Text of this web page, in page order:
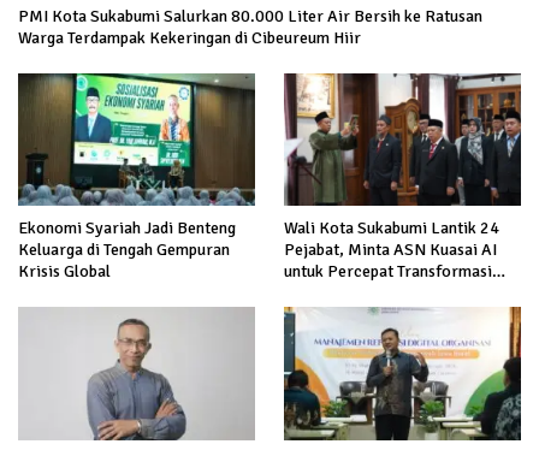
PMI Kota Sukabumi Salurkan 80.000 Liter Air Bersih ke Ratusan
Warga Terdampak Kekeringan di Cibeureum Hiir
Ekonomi Syariah Jadi Benteng
Keluarga di Tengah Gempuran
Krisis Global
Wali Kota Sukabumi Lantik 24
Pejabat, Minta ASN Kuasai AI
untuk Percepat Transformasi